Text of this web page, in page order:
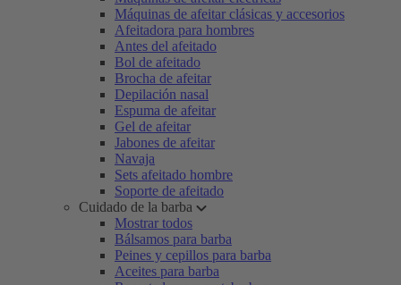
Máquinas de afeitar clásicas y accesorios
Afeitadora para hombres
Antes del afeitado
Bol de afeitado
Brocha de afeitar
Depilación nasal
Espuma de afeitar
Gel de afeitar
Jabones de afeitar
Navaja
Sets afeitado hombre
Soporte de afeitado
Cuidado de la barba
Mostrar todos
Bálsamos para barba
Peines y cepillos para barba
Aceites para barba